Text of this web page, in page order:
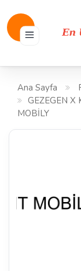
Ana Sayfa
GEZEGEN X
MOBİLY